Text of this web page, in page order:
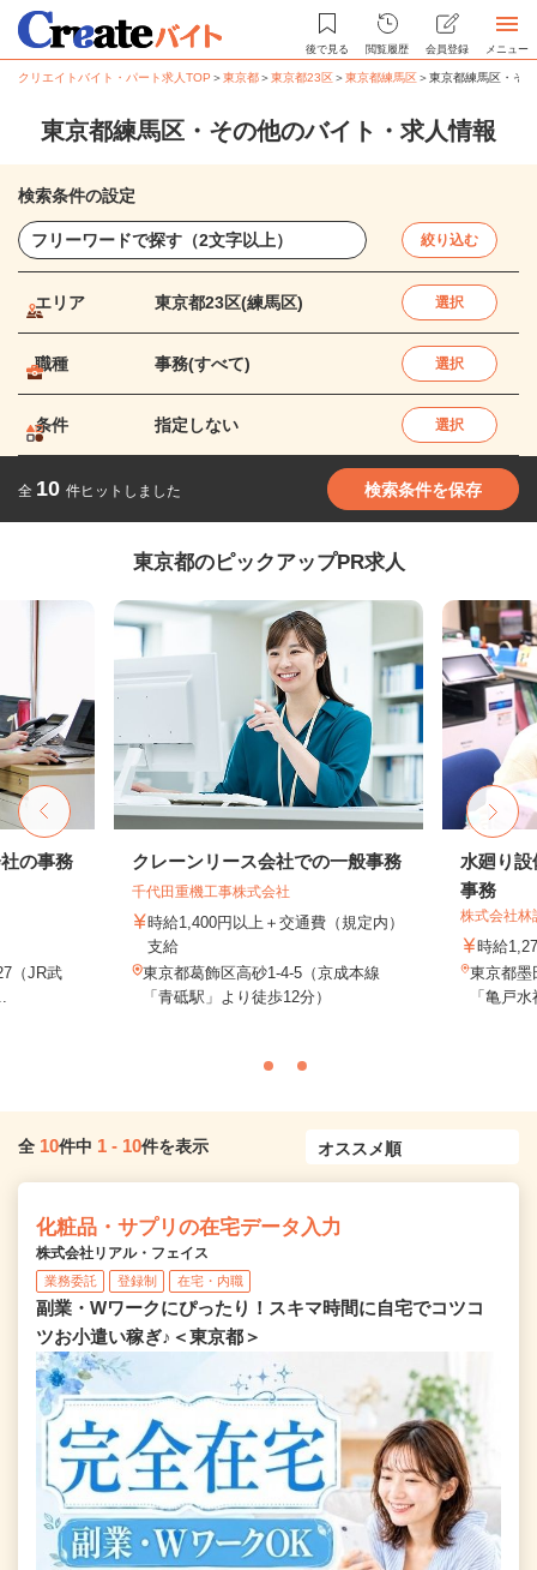
後で見る 閲覧履歴 会員登録 メニュー
クリエイトバイト・パート求人TOP ＞東京都＞東京都23区＞東京都練馬区＞東京都練馬区・そ
東京都練馬区・その他のバイト・求人情報
検索条件の設定
絞り込む
エリア 東京都23区(練馬区) 選択
職種 事務(すべて) 選択
条件 指定しない 選択
全 10 件ヒットしました 検索条件を保存
東京都のピックアップPR求人
の事務
（JR武
クレーンリース会社での一般事務
千代田重機工事株式会社
時給1,400円以上＋交通費（規定内）
支給
東京都葛飾区高砂1-4-5（京成本線
「青砥駅」より徒歩12分）
水廻り
事務
株式会社林
時給
東京都墨
「亀戸
全 10件中 1 - 10件を表示
化粧品・サプリの在宅データ入力
株式会社リアル・フェイス
業務委託 登録制 在宅・内職
副業・Wワークにぴったり！スキマ時間に自宅でコツコ
ツお小遣い稼ぎ♪＜東京都＞